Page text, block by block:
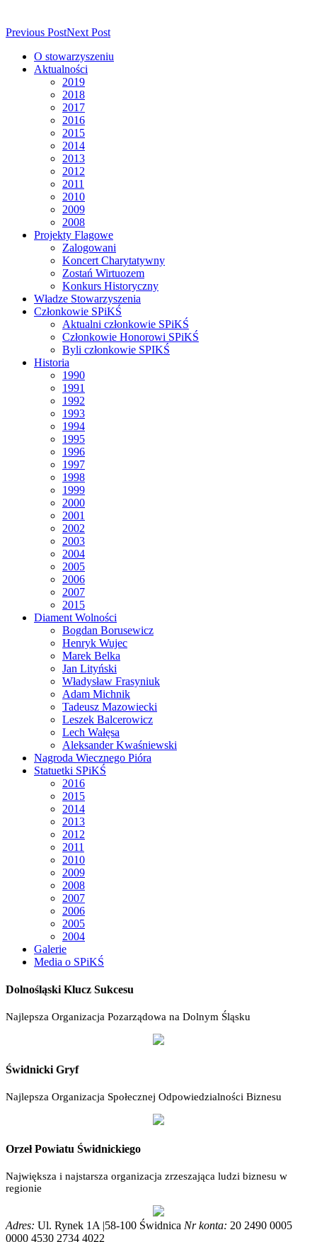
Previous PostNext Post
O stowarzyszeniu
Aktualności
2019
2018
2017
2016
2015
2014
2013
2012
2011
2010
2009
2008
Projekty Flagowe
Zalogowani
Koncert Charytatywny
Zostań Wirtuozem
Konkurs Historyczny
Władze Stowarzyszenia
Członkowie SPiKŚ
Aktualni członkowie SPiKŚ
Członkowie Honorowi SPiKŚ
Byli członkowie SPIKŚ
Historia
1990
1991
1992
1993
1994
1995
1996
1997
1998
1999
2000
2001
2002
2003
2004
2005
2006
2007
2015
Diament Wolności
Bogdan Borusewicz
Henryk Wujec
Marek Belka
Jan Lityński
Władysław Frasyniuk
Adam Michnik
Tadeusz Mazowiecki
Leszek Balcerowicz
Lech Wałęsa
Aleksander Kwaśniewski
Nagroda Wiecznego Pióra
Statuetki SPiKŚ
2016
2015
2014
2013
2012
2011
2010
2009
2008
2007
2006
2005
2004
Galerie
Media o SPiKŚ
Dolnośląski Klucz Sukcesu
Najlepsza Organizacja Pozarządowa na Dolnym Śląsku
Świdnicki Gryf
Najlepsza Organizacja Społecznej Odpowiedzialności Biznesu
Orzeł Powiatu Świdnickiego
Największa i najstarsza organizacja zrzeszająca ludzi biznesu w
regionie
Adres: Ul. Rynek 1A |58-100 Świdnica Nr konta: 20 2490 0005
0000 4530 2734 4022